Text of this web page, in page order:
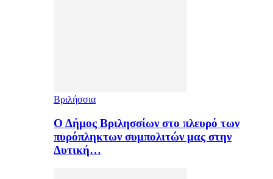
Βριλήσσια
Ο Δήμος Βριλησσίων στο πλευρό των
πυρόπληκτων συμπολιτών μας στην
Δυτική…